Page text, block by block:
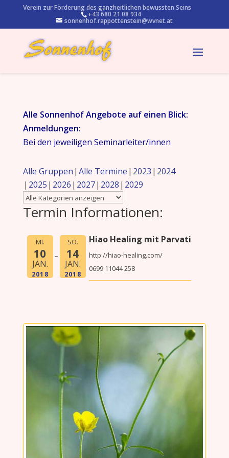
Verein zur Förderung des ganzheitlichen bewussten Seins
+43 680 21 08 934
sonnenhof.rappottenstein@wvnet.at
Alle Sonnenhof Angebote auf einen Blick:
Anmeldungen:
Bei den jeweiligen Seminarleiter/innen
Alle Gruppen Alle Termine 2023 2024
2025 2026 2027 2028 2029
Termin Informationen:
MI.
10
JAN.
2018
SO.
14
JAN.
2018
Hiao Healing mit Parvati
http://hiao-healing.com/
0699 11044 258